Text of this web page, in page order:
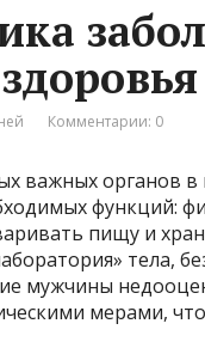
Комментарии: 0
важных органов
функций:
пищу и
тела,
мужчины
мерами,